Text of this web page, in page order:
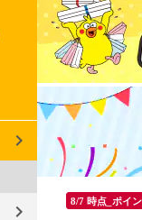
8/7 時点_ポイ